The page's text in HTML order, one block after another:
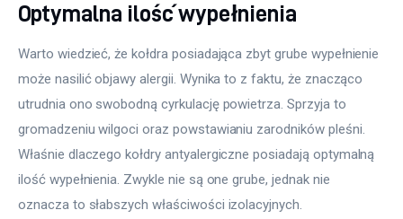
Optymalna ilość wypełnienia
Warto wiedzieć, że kołdra posiadająca zbyt grube wypełnienie
może nasilić objawy alergii. Wynika to z faktu, że znacząco
utrudnia ono swobodną cyrkulację powietrza. Sprzyja to
gromadzeniu wilgoci oraz powstawianiu zarodników pleśni.
Właśnie dlaczego kołdry antyalergiczne posiadają optymalną
ilość wypełnienia. Zwykle nie są one grube, jednak nie
oznacza to słabszych właściwości izolacyjnych.